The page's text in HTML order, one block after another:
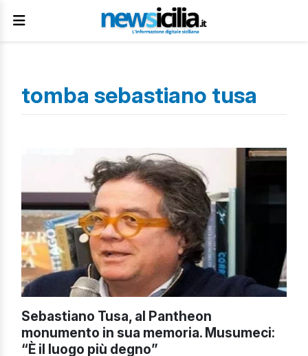
tomba sebastiano tusa
Sebastiano Tusa, al Pantheon
monumento in sua memoria. Musumeci:
“È il luogo più degno”